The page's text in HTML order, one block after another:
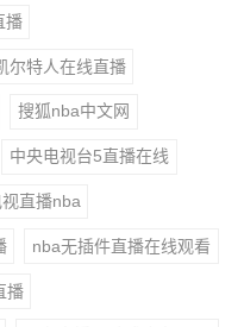
播
尔特人在线直播
搜狐nba中文网
中央电视台5直播在线
直播nba
nba无插件直播在线观看
播